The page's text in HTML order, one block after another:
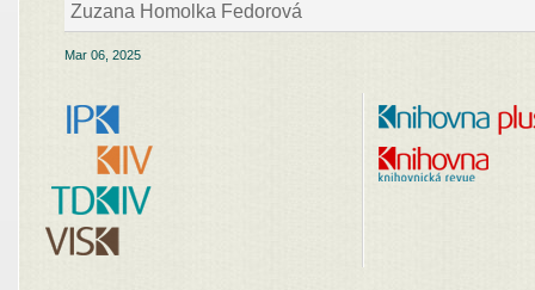
Zuzana Homolka Fedorová
Mar 06, 2025